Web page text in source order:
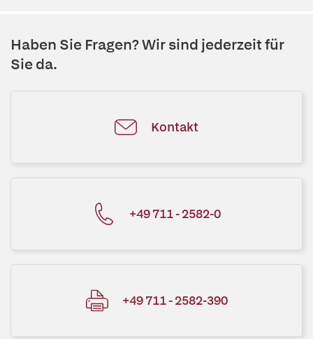
Haben Sie Fragen? Wir sind jederzeit für
Sie da.
Kontakt
+49 711 - 2582-0
+49 711 - 2582-390